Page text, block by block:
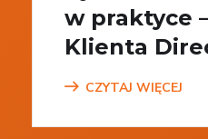
w praktyce
Klienta
CZYTAJ WIĘCEJ